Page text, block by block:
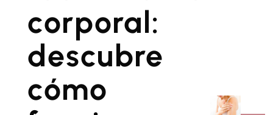
corporal:
descubre
cómo